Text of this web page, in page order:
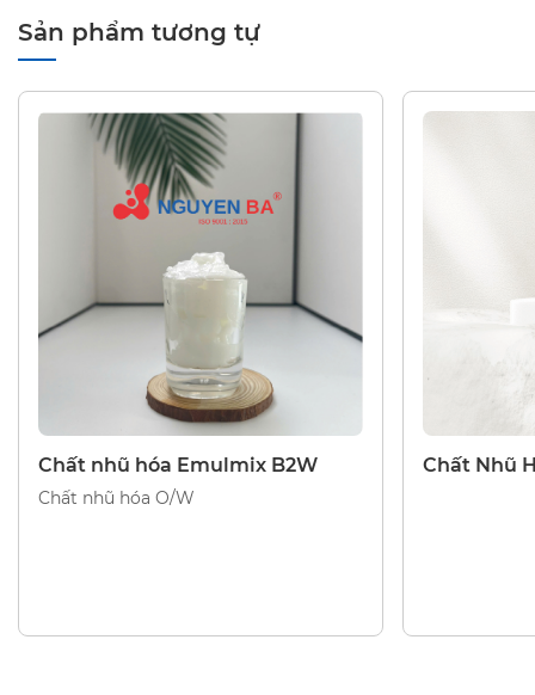
Sản phẩm tương tự
CHẤT NHŨ HÓA
Chất nhũ hóa Emulmix B2W
Chất nhũ hóa O/W
CHẤT NHŨ
Chất Nhũ